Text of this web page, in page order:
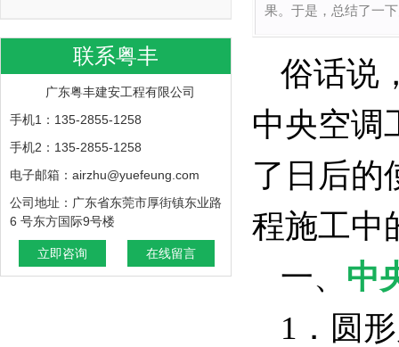
联系粤丰
广东粤丰建安工程有限公司
手机1：135-2855-1258
手机2：135-2855-1258
电子邮箱：airzhu@yuefeung.com
公司地址：广东省东莞市厚街镇东业路
6 号东方国际9号楼
立即咨询 在线留言
果。于是，总结了一
俗话说
中央空调
了日后的
程施工中
一、 中
1．圆